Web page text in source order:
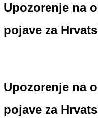
Upozorenje na
pojave za
Upozorenje na
pojave za